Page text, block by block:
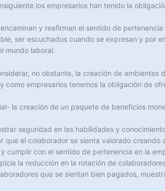
los empresarios han tenido la
y reafirman el sentido de
ser escuchados cuando se expresan y por
mundo laboral.
no obstante, la creación de
como empresarios tenemos la obligación de
la creación de un paquete de beneficios
seguridad en las habilidades y
que el colaborador se sienta valorado creando
cumplir con el sentido de pertenencia en la
la reducción en la rotación de
que se sientan bien pagados,